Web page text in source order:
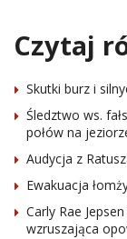
Czytaj
Skutki burz i
Śledztwo ws.
połów na
Audycja z
Ewakuacja
Carly Rae
wzruszająca